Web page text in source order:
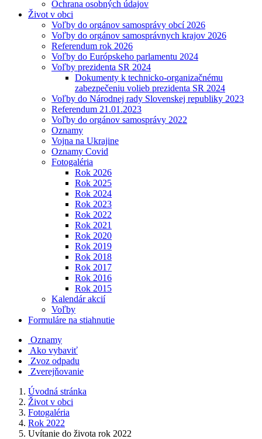
Ochrana osobných údajov
Život v obci
Voľby do orgánov samosprávy obcí 2026
Voľby do orgánov samosprávnych krajov 2026
Referendum rok 2026
Voľby do Európskeho parlamentu 2024
Voľby prezidenta SR 2024
Dokumenty k technicko-organizačnému
zabezpečeniu volieb prezidenta SR 2024
Voľby do Národnej rady Slovenskej republiky 2023
Referendum 21.01.2023
Voľby do orgánov samosprávy 2022
Oznamy
Vojna na Ukrajine
Oznamy Covid
Fotogaléria
Rok 2026
Rok 2025
Rok 2024
Rok 2023
Rok 2022
Rok 2021
Rok 2020
Rok 2019
Rok 2018
Rok 2017
Rok 2016
Rok 2015
Kalendár akcií
Voľby
Formuláre na stiahnutie
Oznamy
Ako vybaviť
Zvoz odpadu
Zverejňovanie
Úvodná stránka
Život v obci
Fotogaléria
Rok 2022
Uvítanie do života rok 2022